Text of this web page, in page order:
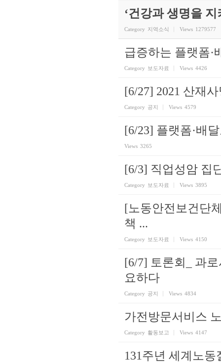
‘건강과 생명을
Category 지역소식 Views 1279577
급증하는 플랫폼·
Category 보도자료 Views 4426
[6/27] 2021 산재
Category 공지 Views 4579
[6/23] 플랫폼·배
Views 3265
[6/3] 직업성암 집
Category 보도자료 Views 3895
[노동안전보건단
책 ...
Category 보도자료 Views 4150
[6/7] 토론회_ 과
요하다
Category 공지 Views 4834
가전방문서비스
Category 활동보고 Views 4147
131주년 세계노